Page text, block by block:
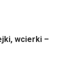
wcierki –